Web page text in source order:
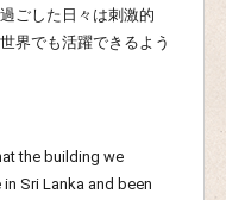
ごした日々は刺激的
界でも活躍できるよう
the building we
Sri Lanka and been